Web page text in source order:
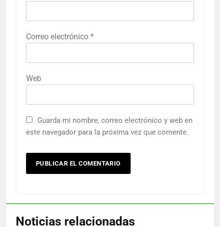
Correo electrónico *
Web
Guarda mi nombre, correo electrónico y web en
este navegador para la próxima vez que comente.
Noticias relacionadas